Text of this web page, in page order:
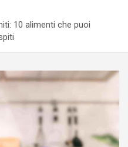
10 alimenti che puoi